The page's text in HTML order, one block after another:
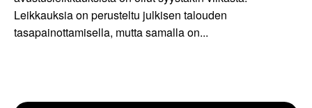
Leikkauksia on perusteltu julkisen talouden
tasapainottamisella, mutta samalla on...